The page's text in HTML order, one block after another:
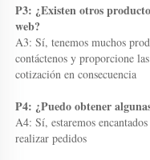
P3: ¿Existen otros
web?
A3: Sí, tenemos muchos
contáctenos y proporcione
cotización en consecuencia
P4: ¿Puedo obtener
A4: Sí, estaremos
realizar pedidos